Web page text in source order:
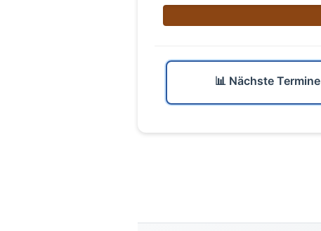
📊 Nächste Termine